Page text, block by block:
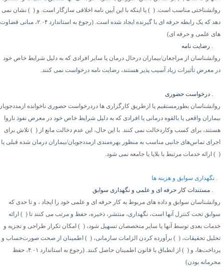
مناسب است. (۲) یا اینکه با این آیین نامه اخلاقی سازگار است. و ( ۳)
نشان نمی
که یک رابطه حرفه ای با گیرنده ایجاد شده است. (رجوع به استاندارد۲.۰۴، مبانی قضاوت
علمی و حرفه ای)
رضایت نامه
از مراجعان/بیماران درحال درمان یا سایر افرادی که به دلیل شرایط خاص خود
معرض تأثیرات زیاد آسیب پذیر هستند، رضایت نامه درخواست نمی کنند.
درخواست حضوری
بطورمستقیم یا ازطریق کارگزاری ها دردرخواست حضوری ناخوانده ازمددجویان/
واقعی یا بالقوه درمانی یا افرادی که به دلیل شرایط خاص خود در معرض نفوذ ناروا
برای کسب وکاردخالت نمی کنند. با این حال، این عدم دخالت مانع از ( ۱)
تلاش برای
تماس‌های جانبی مناسب به منظور بهره‌مندی ازمددجویان/بیماران درمان شده قبلی یا
ارائه خدمات مرتبط با بلایا یا جامعه نمی شود.
نگهداری سوابق و هزینه ها
مستندات کار حرفه ای و علمی و نگهداری سوابق
سوابق و داده های مربوط به کار حرفه ای و علمی خود را ایجاد ، و تا حدی که
تحت کنترل آنها است، نگهداری، منتشر، ذخیره، حفظ و مرتب می کنند تا (۱)
ارائه
بعدی توسط آنها یا سایر متخصصان تسهیل شود، (۲)
امکان تکرار طراحی و تجزیه و
تحقیقات، (۳) برآورده کردن الزامات سازمانی، (۴)
اطمینان از صحت صورت‌حساب و
و ( ۵) از انطباق با قانون اطمینان حاصل کنند. (رجوع به استاندارد۴.۰۱، حفظ
بودن)